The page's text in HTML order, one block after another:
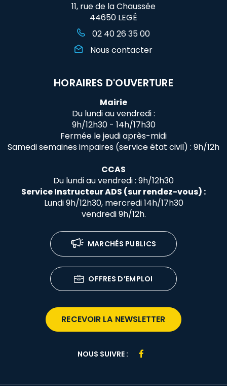
11, rue de la Chaussée
44650 LEGÉ
02 40 26 35 00
Nous contacter
HORAIRES D'OUVERTURE
Mairie
Du lundi au vendredi :
9h/12h30 - 14h/17h30
Fermée le jeudi après-midi
Samedi semaines impaires (service état civil) : 9h/12h
CCAS
Du lundi au vendredi : 9h/12h30
Service Instructeur ADS (sur rendez-vous) :
Lundi 9h/12h30, mercredi 14h/17h30
vendredi 9h/12h.
MARCHÉS PUBLICS
OFFRES D’EMPLOI
RECEVOIR LA NEWSLETTER
NOUS SUIVRE :